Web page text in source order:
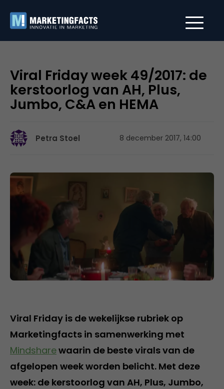
Viral Friday week 49/2017: de
kerstoorlog van AH, Plus,
Jumbo, C&A en HEMA
Petra Stoel 8 december 2017, 14:00
Viral Friday is de wekelijkse rubriek op
Marketingfacts in samenwerking met
Mindsharewaarin de beste virals van de
afgelopen week worden belicht. Met deze
week: de kerstoorlog van AH, Plus, Jumbo,